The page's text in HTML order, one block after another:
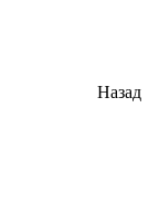
Назад